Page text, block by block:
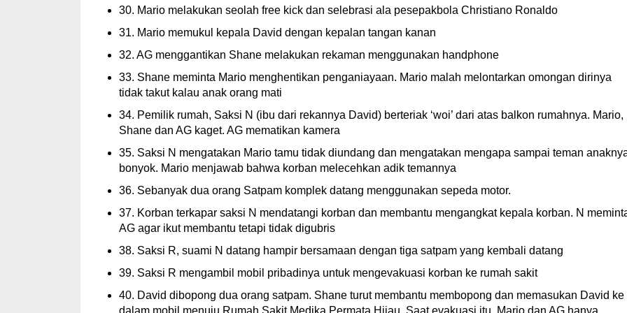
30. Mario melakukan seolah free kick dan selebrasi ala pesepakbola Christiano Ronaldo
31. Mario memukul kepala David dengan kepalan tangan kanan
32. AG menggantikan Shane melakukan rekaman menggunakan handphone
33. Shane meminta Mario menghentikan penganiayaan. Mario malah melontarkan omongan dirinya
tidak takut kalau anak orang mati
34. Pemilik rumah, Saksi N (ibu dari rekannya David) berteriak ‘woi’ dari atas balkon rumahnya. Mario,
Shane dan AG kaget. AG mematikan kamera
35. Saksi N mengatakan Mario tamu tidak diundang dan mengatakan mengapa sampai teman
bonyok. Mario menjawab bahwa korban melecehkan adik temannya
36. Sebanyak dua orang Satpam komplek datang menggunakan sepeda motor.
37. Korban terkapar saksi N mendatangi korban dan membantu mengangkat kepala korban. N
AG agar ikut membantu tetapi tidak digubris
38. Saksi R, suami N datang hampir bersamaan dengan tiga satpam yang kembali datang
39. Saksi R mengambil mobil pribadinya untuk mengevakuasi korban ke rumah sakit
40. David dibopong dua orang satpam. Shane turut membantu membopong dan memasukan David ke